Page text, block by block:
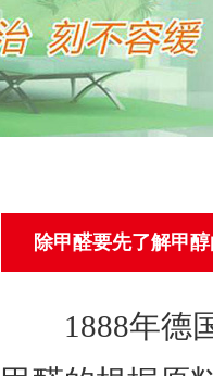
除甲醛要先了解甲
1888年德国